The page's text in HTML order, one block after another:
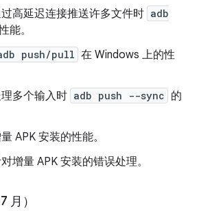
高延迟连接推送许多文件时 adb
能。
push/pull 在 Windows 上的性
多个输入时 adb push --sync 的
APK 安装的性能。
增量 APK 安装的错误处理。
月）